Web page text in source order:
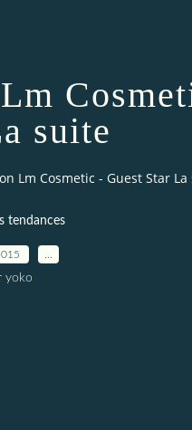
suite
Lm Cosmetic - Guest Star
tendances
yoko